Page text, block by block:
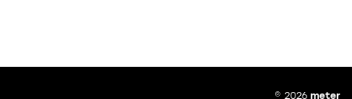
© 2026 meter